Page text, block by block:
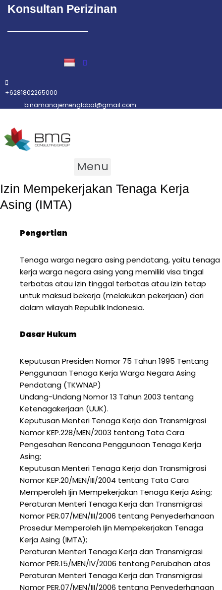
Konsultan Perizinan
+6281802265000
binamanajemenglobal@gmail.com
Menu
Izin Mempekerjakan Tenaga Kerja
Asing (IMTA)
Pengertian
Tenaga warga negara asing pendatang, yaitu tenaga
kerja warga negara asing yang memiliki visa tingal
terbatas atau izin tinggal terbatas atau izin tetap
untuk maksud bekerja (melakukan pekerjaan) dari
dalam wilayah Republik Indonesia.
Dasar Hukum
Keputusan Presiden Nomor 75 Tahun 1995 Tentang
Penggunaan Tenaga Kerja Warga Negara Asing
Pendatang (TKWNAP)
Undang-Undang Nomor 13 Tahun 2003 tentang
Ketenagakerjaan (UUK).
Keputusan Menteri Tenaga Kerja dan Transmigrasi
Nomor KEP.228/MEN/2003 tentang Tata Cara
Pengesahan Rencana Penggunaan Tenaga Kerja
Asing;
Keputusan Menteri Tenaga Kerja dan Transmigrasi
Nomor KEP.20/MEN/III/2004 tentang Tata Cara
Memperoleh Ijin Mempekerjakan Tenaga Kerja Asing;
Peraturan Menteri Tenaga Kerja dan Transmigrasi
Nomor PER.07/MEN/III/2006 tentang Penyederhanaan
Prosedur Memperoleh Ijin Mempekerjakan Tenaga
Kerja Asing (IMTA);
Peraturan Menteri Tenaga Kerja dan Transmigrasi
Nomor PER.15/MEN/IV/2006 tentang Perubahan atas
Peraturan Menteri Tenaga Kerja dan Transmigrasi
Nomor PER.07/MEN/III/2006 tentang Penyederhanaan